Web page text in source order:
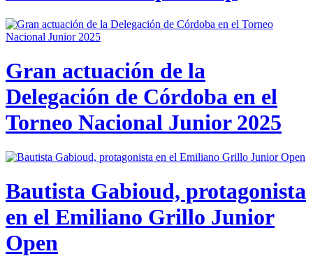
Gran actuación de la
Delegación de Córdoba en el
Torneo Nacional Junior 2025
Bautista Gabioud, protagonista
en el Emiliano Grillo Junior
Open